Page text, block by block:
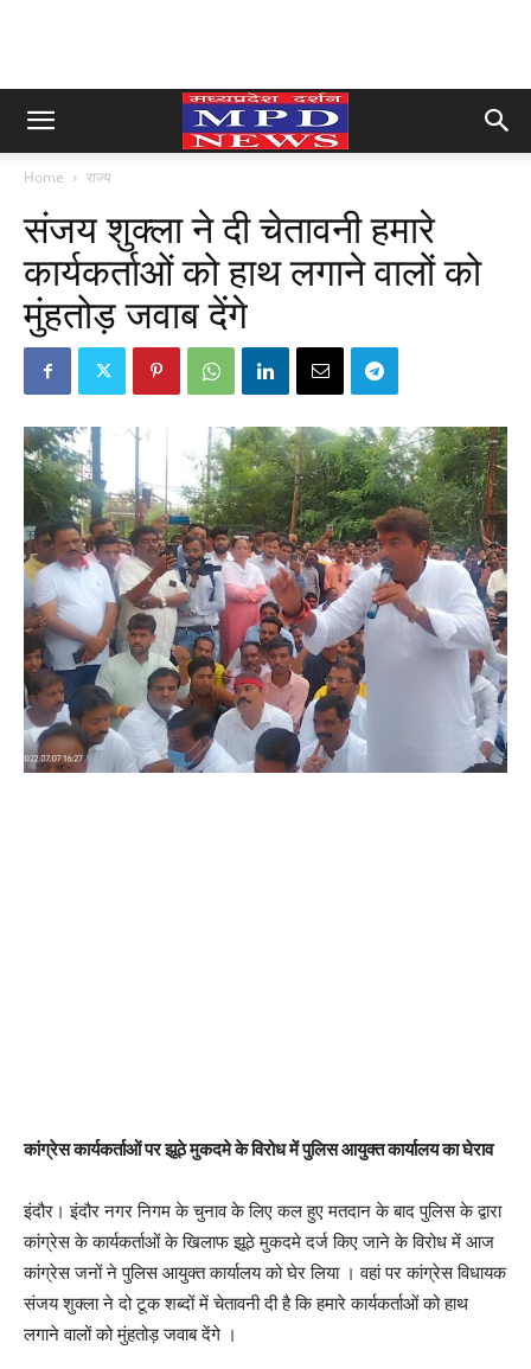
Home राज्य
संजय शुक्ला ने दी चेतावनी हमारे
कार्यकर्ताओं को हाथ लगाने वालों को
मुंहतोड़ जवाब देंगे
कांग्रेस कार्यकर्ताओं पर झूठे मुकदमे के विरोध में पुलिस आयुक्त कार्यालय का घेराव
इंदौर। इंदौर नगर निगम के चुनाव के लिए कल हुए मतदान के बाद पुलिस के द्वारा
कांग्रेस के कार्यकर्ताओं के खिलाफ झूठे मुकदमे दर्ज किए जाने के विरोध में आज
कांग्रेस जनों ने पुलिस आयुक्त कार्यालय को घेर लिया । वहां पर कांग्रेस विधायक
संजय शुक्ला ने दो टूक शब्दों में चेतावनी दी है कि हमारे कार्यकर्ताओं को हाथ
लगाने वालों को मुंहतोड़ जवाब देंगे ।